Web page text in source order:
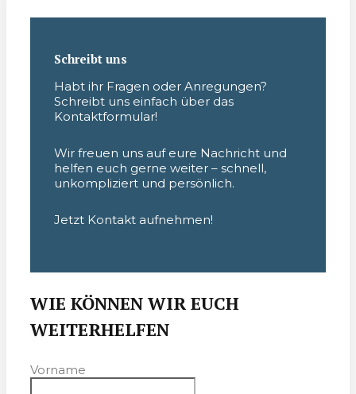
Schreibt uns
Habt ihr Fragen oder Anregungen?
Schreibt uns einfach über das
Kontaktformular!
Wir freuen uns auf eure Nachricht und
helfen euch gerne weiter – schnell,
unkompliziert und persönlich.
Jetzt Kontakt aufnehmen!
WIE KÖNNEN WIR EUCH
WEITERHELFEN
Vorname